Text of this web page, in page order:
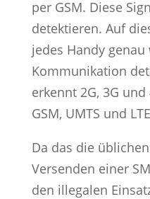
per GSM. Diese
detektieren. Auf
jedes Handy genau
Kommunikation
erkennt 2G, 3G
GSM, UMTS und
Da das die
Versenden einer
den illegalen